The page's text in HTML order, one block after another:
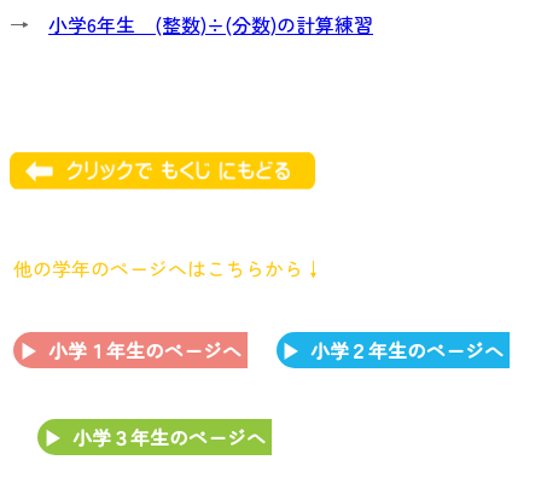
→ 小学6年生 (整数)÷(分数)の計算練習
他の学年のページへはこちらから↓
小学１年生のページへ 小学２年生のページへ
小学３年生のページへ